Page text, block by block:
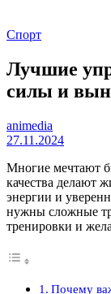
Спорт
Лучшие
силы и
animedia
27.11.2024
Многие мечтают
качества делают
энергии и
нужны сложные
тренировки и
Почему